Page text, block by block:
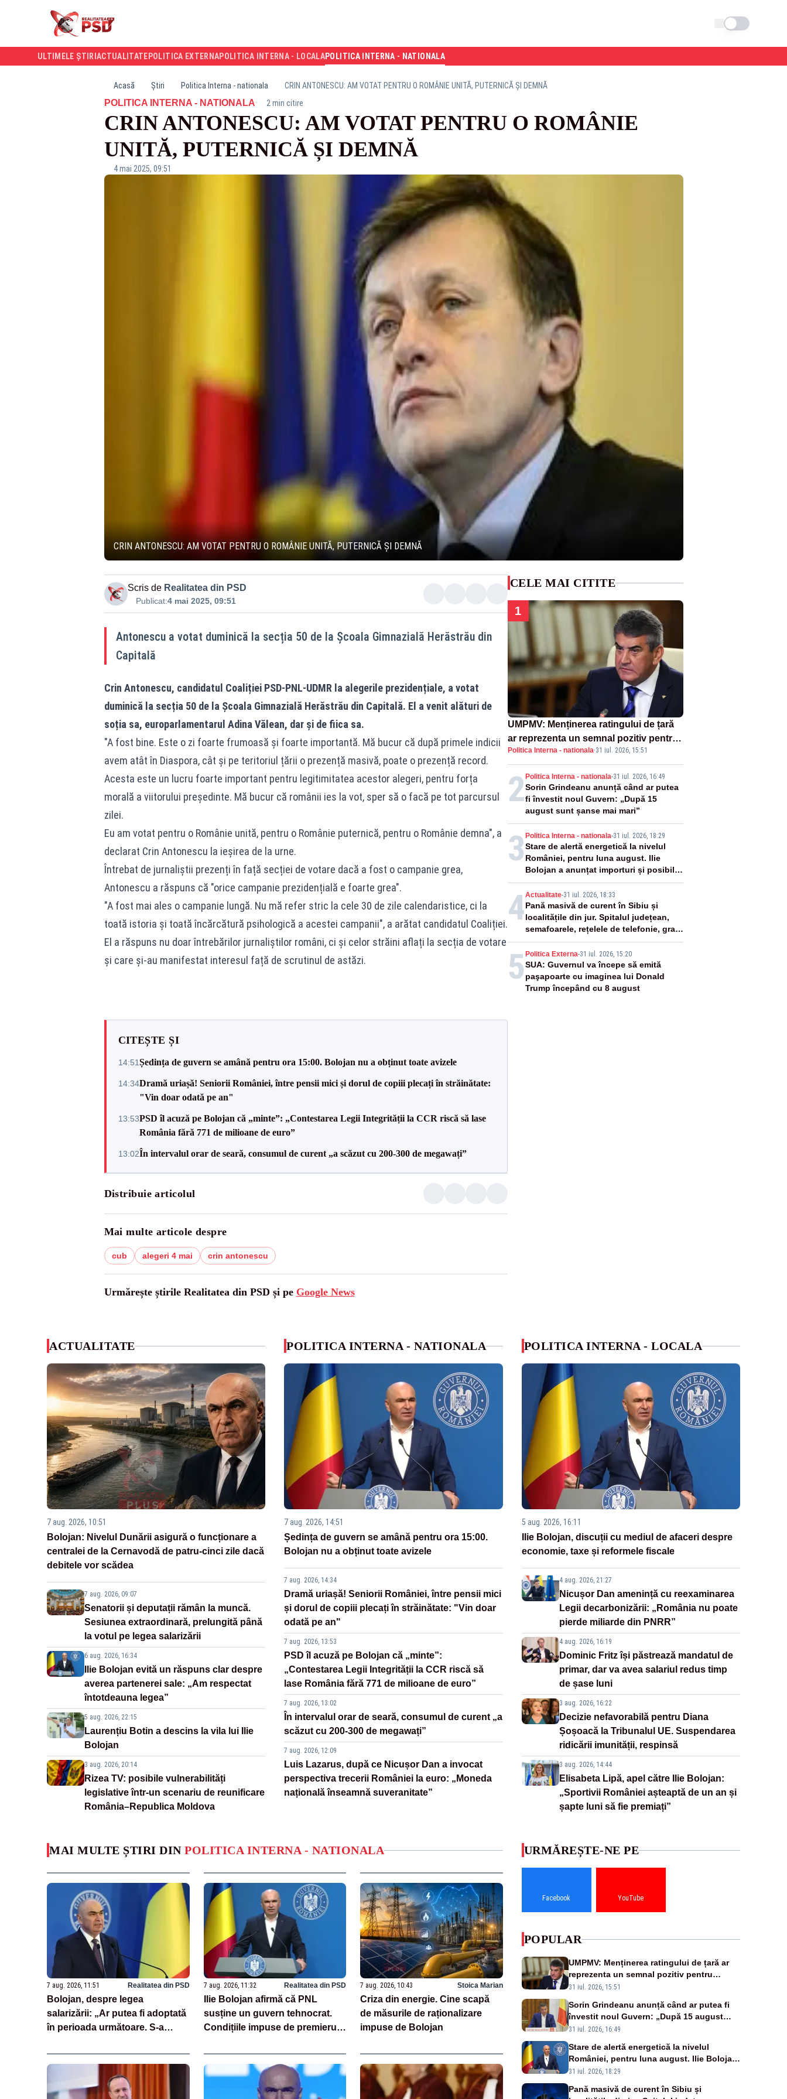
Schimba tema
ULTIMELE ȘTIRI ACTUALITATE POLITICA EXTERNAPOLITICA INTERNA - LOCALAPOLITICA INTERNA - NATIONALA
Acasă Știri Politica Interna - nationala CRIN ANTONESCU: AM VOTAT PENTRU O ROMÂNIE UNITĂ, PUTERNICĂ ȘI DEMNĂ
POLITICA INTERNA - NATIONALA· 2 min citire
CRIN ANTONESCU: AM VOTAT PENTRU O ROMÂNIE
UNITĂ, PUTERNICĂ ȘI DEMNĂ
4 mai 2025, 09:51
CRIN ANTONESCU: AM VOTAT PENTRU O ROMÂNIE UNITĂ, PUTERNICĂ ȘI DEMNĂ
Scris de Realitatea din PSD
Publicat:4 mai 2025, 09:51
Antonescu a votat duminică la secția 50 de la Școala Gimnazială Herăstrău din
Capitală
Crin Antonescu, candidatul Coaliției PSD-PNL-UDMR la alegerile prezidențiale, a votat
duminică la secția 50 de la Școala Gimnazială Herăstrău din Capitală. El a venit alături de
soția sa, europarlamentarul Adina Vălean, dar și de fiica sa.
"A fost bine. Este o zi foarte frumoasă și foarte importantă. Mă bucur că după primele indicii
avem atât în Diaspora, cât și pe teritoriul țării o prezență masivă, poate o prezență record.
Acesta este un lucru foarte important pentru legitimitatea acestor alegeri, pentru forța
morală a viitorului președinte. Mă bucur că românii ies la vot, sper să o facă pe tot parcursul
zilei.
Eu am votat pentru o Românie unită, pentru o Românie puternică, pentru o Românie demna", a
declarat Crin Antonescu la ieșirea de la urne.
Întrebat de jurnaliștii prezenți în față secției de votare dacă a fost o campanie grea,
Antonescu a răspuns că "orice campanie prezidențială e foarte grea".
"A fost mai ales o campanie lungă. Nu mă refer stric la cele 30 de zile calendaristice, ci la
toată istoria și toată încărcătură psihologică a acestei campanii", a arătat candidatul Coaliției.
El a răspuns nu doar întrebărilor jurnaliștilor români, ci și celor străini aflați la secția de votare
și care și-au manifestat interesul față de scrutinul de astăzi.
CITEȘTE ȘI
14:51Ședința de guvern se amână pentru ora 15:00. Bolojan nu a obținut toate avizele
14:34Dramă uriașă! Seniorii României, între pensii mici și dorul de copiii plecați în străinătate:
"Vin doar odată pe an"
13:53PSD îl acuză pe Bolojan că „minte”: „Contestarea Legii Integrității la CCR riscă să lase
România fără 771 de milioane de euro”
13:02În intervalul orar de seară, consumul de curent „a scăzut cu 200-300 de megawați”
Distribuie articolul
Mai multe articole despre
cub alegeri 4 mai crin antonescu
Urmărește știrile Realitatea din PSD și pe Google News
CELE MAI CITITE
1
UMPMV: Menținerea ratingului de țară
ar reprezenta un semnal pozitiv pentru
România. Autoritățile trebuie să
continue consolidarea stabilității
economice și financiare
Politica Interna - nationala·31 iul. 2026, 15:51
2 Politica Interna - nationala-31 iul. 2026, 16:49
Sorin Grindeanu anunță când ar putea
fi învestit noul Guvern: „După 15
august sunt șanse mai mari”
3 Politica Interna - nationala-31 iul. 2026, 18:29
Stare de alertă energetică la nivelul
României, pentru luna august. Ilie
Bolojan a anunțat importuri și posibile
restricții – VIDEO
4Actualitate-31 iul. 2026, 18:33
Pană masivă de curent în Sibiu și
localitățile din jur. Spitalul județean,
semafoarele, rețelele de telefonie, grav
afectate
5 Politica Externa-31 iul. 2026, 15:20
SUA: Guvernul va începe să emită
paşapoarte cu imaginea lui Donald
Trump începând cu 8 august
ACTUALITATE
7 aug. 2026, 10:51
Bolojan: Nivelul Dunării asigură o funcționare a
centralei de la Cernavodă de patru-cinci zile dacă
debitele vor scădea
7 aug. 2026, 09:07
Senatorii și deputații rămân la muncă.
Sesiunea extraordinară, prelungită până
la votul pe legea salarizării
6 aug. 2026, 16:34
Ilie Bolojan evită un răspuns clar despre
averea partenerei sale: „Am respectat
întotdeauna legea”
5 aug. 2026, 22:15
Laurențiu Botin a descins la vila lui Ilie
Bolojan
3 aug. 2026, 20:14
Rizea TV: posibile vulnerabilități
legislative într-un scenariu de reunificare
România–Republica Moldova
POLITICA INTERNA - NATIONALA
7 aug. 2026, 14:51
Ședința de guvern se amână pentru ora 15:00.
Bolojan nu a obținut toate avizele
7 aug. 2026, 14:34
Dramă uriașă! Seniorii României, între pensii mici
și dorul de copiii plecați în străinătate: "Vin doar
odată pe an"
7 aug. 2026, 13:53
PSD îl acuză pe Bolojan că „minte”:
„Contestarea Legii Integrității la CCR riscă să
lase România fără 771 de milioane de euro”
7 aug. 2026, 13:02
În intervalul orar de seară, consumul de curent „a
scăzut cu 200-300 de megawați”
7 aug. 2026, 12:09
Luis Lazarus, după ce Nicușor Dan a invocat
perspectiva trecerii României la euro: „Moneda
națională înseamnă suveranitate”
POLITICA INTERNA - LOCALA
5 aug. 2026, 16:11
Ilie Bolojan, discuții cu mediul de afaceri despre
economie, taxe și reformele fiscale
4 aug. 2026, 21:27
Nicușor Dan amenință cu reexaminarea
Legii decarbonizării: „România nu poate
pierde miliarde din PNRR”
4 aug. 2026, 16:19
Dominic Fritz își păstrează mandatul de
primar, dar va avea salariul redus timp
de șase luni
3 aug. 2026, 16:22
Decizie nefavorabilă pentru Diana
Șoșoacă la Tribunalul UE. Suspendarea
ridicării imunității, respinsă
3 aug. 2026, 14:44
Elisabeta Lipă, apel către Ilie Bolojan:
„Sportivii României așteaptă de un an și
șapte luni să fie premiați”
MAI MULTE ȘTIRI DIN POLITICA INTERNA - NATIONALA
7 aug. 2026, 11:51 Realitatea din PSD
Bolojan, despre legea
salarizării: „Ar putea fi adoptată
în perioada următoare. S-a
unor discursuri iresponsabile în
spaţiul public”
7 aug. 2026, 11:32 Realitatea din PSD
Ilie Bolojan afirmă că PNL
susține un guvern tehnocrat.
Condițiile impuse de premierul
7 aug. 2026, 10:43 Stoica Marian
Criza din energie. Cine scapă
de măsurile de raționalizare
impuse de Bolojan
URMĂREȘTE-NE PE
Facebook YouTube
POPULAR
UMPMV: Menținerea ratingului de țară ar
reprezenta un semnal pozitiv pentru
România. Autoritățile trebuie să continue
financiare
31 iul. 2026, 15:51
Sorin Grindeanu anunță când ar putea fi
învestit noul Guvern: „După 15 august
sunt șanse mai mari”
31 iul. 2026, 16:49
Stare de alertă energetică la nivelul
României, pentru luna august. Ilie Bolojan
a anunțat importuri și posibile restricții –
31 iul. 2026, 18:29
Pană masivă de curent în Sibiu și